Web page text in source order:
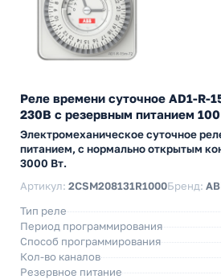
Реле времени суточное AD1-R-
230В с резервным питанием
Электромеханическое суточное
питанием, с нормально открытым
3000 Вт.
Артикул: 2CSM208131R1000Бренд:
Тип реле
Период программирования
Способ программирования
Кол-во каналов
Резервное питание